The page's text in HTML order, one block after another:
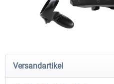
Versandartikel